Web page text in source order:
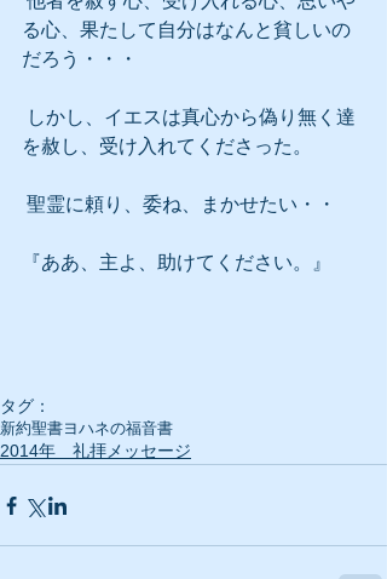
る心、果たして自分はなんと貧しいの
だろう・・・
を赦し、受け入れてくださった。
聖霊に頼り、委ね、まかせたい・・
『ああ、主よ、助けてください。』
タグ：
新約聖書ヨハネの福音書
2014年 礼拝メッセージ